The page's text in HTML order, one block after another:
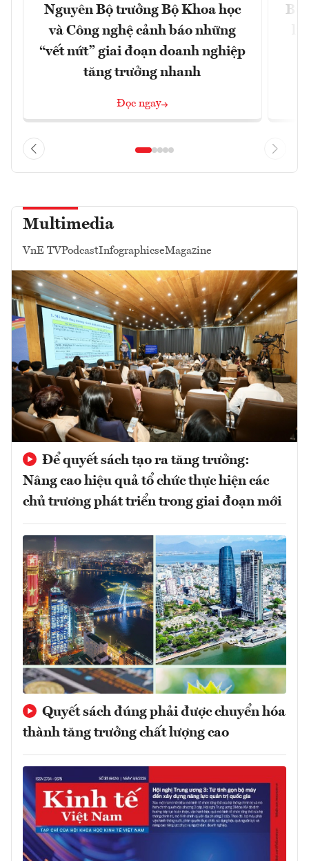
Nguyên Bộ trưởng Bộ Khoa học
và Công nghệ cảnh báo những
“vết nứt” giai đoạn doanh nghiệp
tăng trưởng nhanh
Đọc ngay
Multimedia
VnE TVPodcastInfographicseMagazine
Để quyết sách tạo ra tăng trưởng:
Nâng cao hiệu quả tổ chức thực hiện các
chủ trương phát triển trong giai đoạn mới
Quyết sách đúng phải được chuyển hóa
thành tăng trưởng chất lượng cao